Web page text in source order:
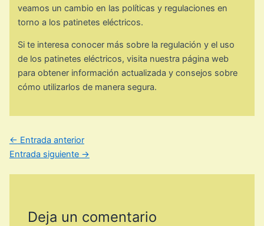
veamos un cambio en las políticas y regulaciones en
torno a los patinetes eléctricos.
Si te interesa conocer más sobre la regulación y el uso
de los patinetes eléctricos, visita nuestra página web
para obtener información actualizada y consejos sobre
cómo utilizarlos de manera segura.
← Entrada anterior
Entrada siguiente →
Deja un comentario